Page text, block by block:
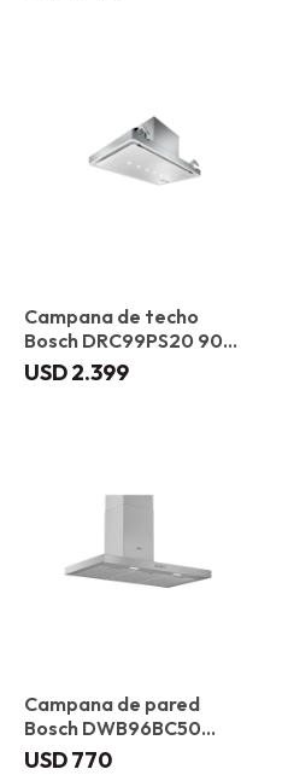
Campana de techo
Bosch DRC99PS20 90
cm
USD2.399
Campana de pared
Bosch DWB96BC50
Plana 90 cm
USD770